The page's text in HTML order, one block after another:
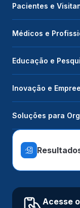
Pacientes e
Médicos e
Educação e
Inovação e
Soluções para
Acesse